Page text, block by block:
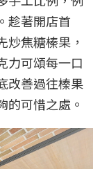
趁著開店首
炒焦糖榛果，
力可頌每一口
改善過往榛果
的可惜之處。